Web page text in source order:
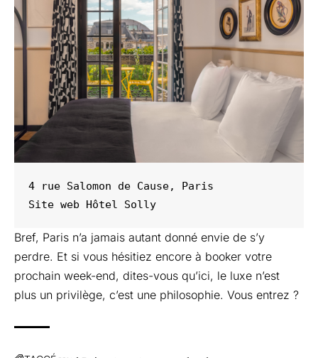
4 rue Salomon de Cause, Paris
Site web Hôtel Solly
Bref, Paris n’a jamais autant donné envie de s’y
perdre. Et si vous hésitiez encore à booker votre
prochain week-end, dites-vous qu’ici, le luxe n’est
plus un privilège, c’est une philosophie. Vous entrez ?